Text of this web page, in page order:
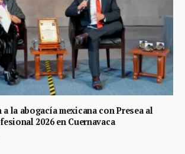
a la abogacía mexicana con Presea al
2026 en Cuernavaca